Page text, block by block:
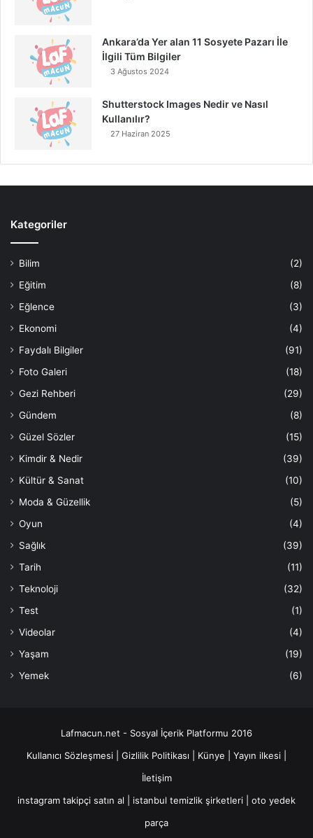
Ankara’da Yer alan 11 Sosyete Pazarı İle
İlgili Tüm Bilgiler
3 Ağustos 2024
Shutterstock Images Nedir ve Nasıl
Kullanılır?
27 Haziran 2025
Kategoriler
Bilim
(2)
Eğitim
(8)
Eğlence
(3)
Ekonomi
(4)
Faydalı Bilgiler
(91)
Foto Galeri
(18)
Gezi Rehberi
(29)
Gündem
(8)
Güzel Sözler
(15)
Kimdir & Nedir
(39)
Kültür & Sanat
(10)
Moda & Güzellik
(5)
Oyun
(4)
Sağlık
(39)
Tarih
(11)
Teknoloji
(32)
Test
(1)
Videolar
(4)
Yaşam
(19)
Yemek
(6)
Lafmacun.net - Sosyal İçerik Platformu 2016
Kullanıcı Sözleşmesi
Gizlilik Politikası Künye Yayın ilkesi
İletişim
instagram takipçi satın al
istanbul temizlik şirketleri
oto yedek
parça